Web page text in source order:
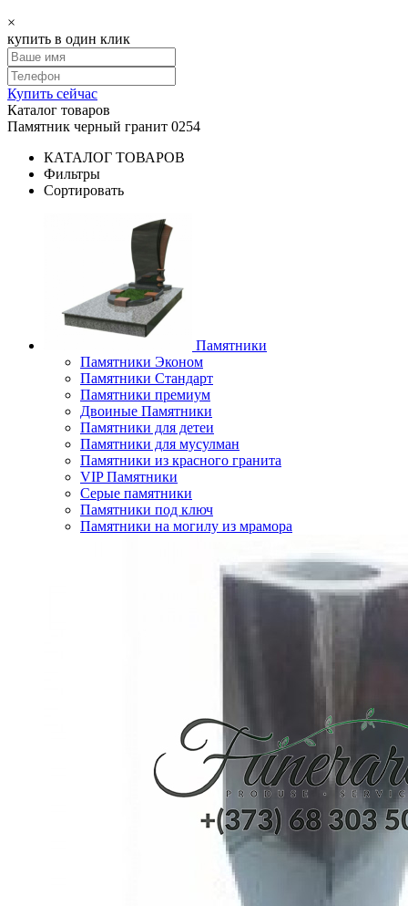
×
купить в один клик
Купить сейчас
Каталог товаров
Памятник черный гранит 0254
КАТАЛОГ ТОВАРОВ
Фильтры
Сортировать
Памятники
Памятники Эконом
Памятники Стандарт
Памятники премиум
Двоиные Памятники
Памятники для детеи
Памятники для мусулман
Памятники из красного гранита
VIP Памятники
Серые памятники
Памятники под ключ
Памятники на могилу из мрамора